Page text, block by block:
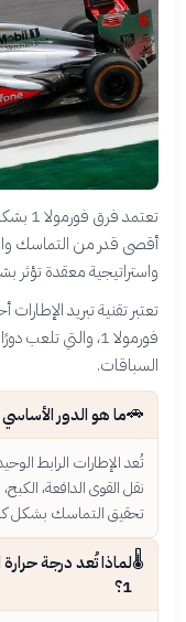
أقصى قدر من التماسك
واستراتيجية معقدة تؤثر
تعتبر تقنية تبريد
فورمولا 1، والتي
السباقات.
🚗ما هو الدور الأساسي
تُعد الإطارات الرابط
نقل القوى الدافعة،
تحقيق التماسك بشكل
🌡️لماذا تُعد درجة
1؟